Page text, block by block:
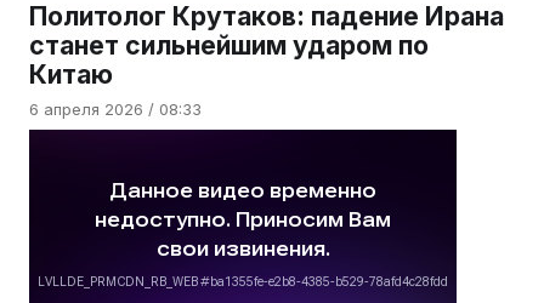
Политолог Крутаков: падение Ирана
станет сильнейшим ударом по
Китаю
6 апреля 2026 / 08:33